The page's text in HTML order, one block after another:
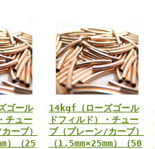
ゴール
チュー
ーブ）
）（25
14kgf（ローズゴール
ドフィルド）・チュー
ブ（プレーン/カーブ）
（1.5mm×25mm）（50